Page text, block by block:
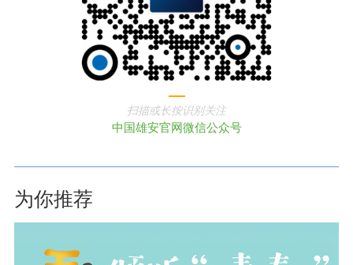
扫描或长按识别关注
中国雄安官网微信公众号
为你推荐